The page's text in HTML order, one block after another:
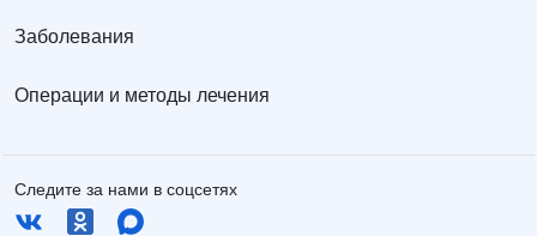
Заболевания
Операции и методы лечения
Следите за нами в соцсетях